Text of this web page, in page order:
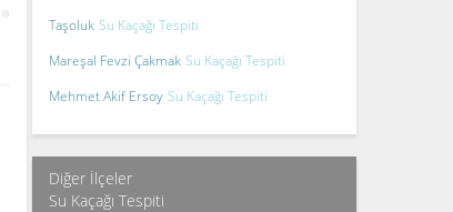
Taşoluk Su Kaçağı Tespiti
Mareşal Fevzi Çakmak Su Kaçağı Tespiti
Mehmet Akif Ersoy Su Kaçağı Tespiti
Diğer İlçeler
Su Kaçağı Tespiti